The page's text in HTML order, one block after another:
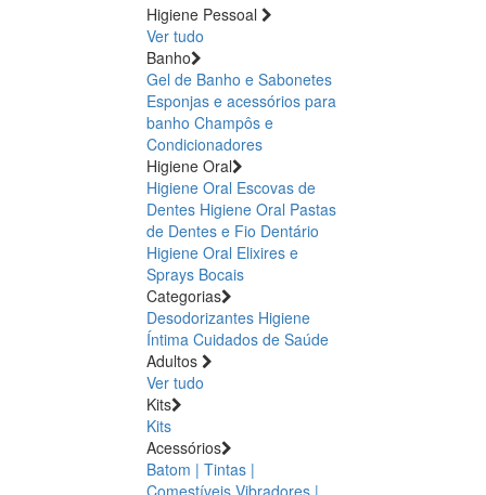
Higiene Pessoal
Ver tudo
Banho
Gel de Banho e Sabonetes
Esponjas e acessórios para
banho Champôs e
Condicionadores
Higiene Oral
Higiene Oral Escovas de
Dentes Higiene Oral Pastas
de Dentes e Fio Dentário
Higiene Oral Elixires e
Sprays Bocais
Categorias
Desodorizantes Higiene
Íntima Cuidados de Saúde
Adultos
Ver tudo
Kits
Kits
Acessórios
Batom | Tintas |
Comestíveis Vibradores |